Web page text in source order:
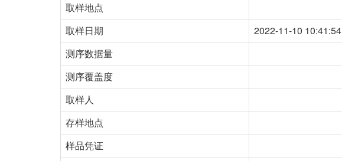
取样地点
取样日期
2022-11-10 10:41:54
测序数据量
测序覆盖度
取样人
存样地点
样品凭证